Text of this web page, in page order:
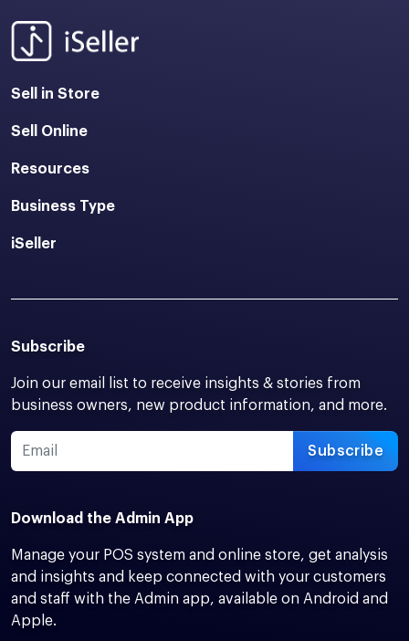
Sell in Store
Sell Online
Resources
Business Type
iSeller
Subscribe
Join our email list to receive insights & stories from
business owners, new product information, and more.
Subscribe
Download the Admin App
Manage your POS system and online store, get analysis
and insights and keep connected with your customers
and staff with the Admin app, available on Android and
Apple.